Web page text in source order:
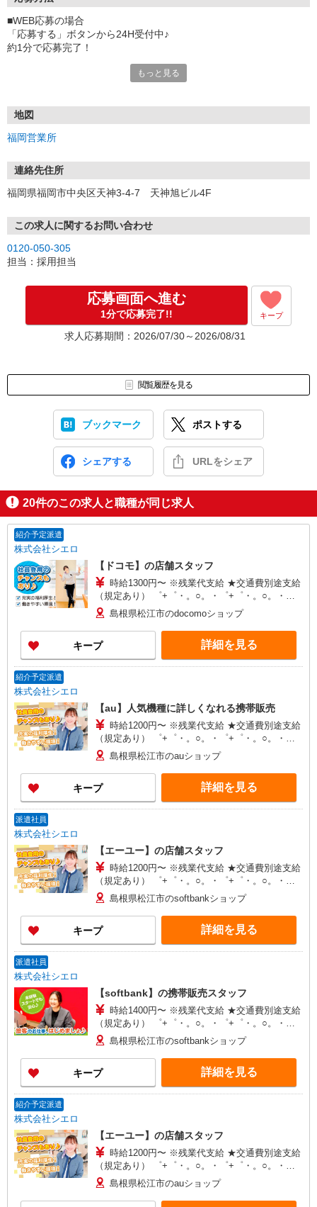
■WEB応募の場合
「応募する」ボタンから24H受付中♪
約1分で応募完了！
①応募から3営業日を目安に、メールorお電話でご連絡します。
★スマホでWEB面接（LINEなど）・出張面接・事務所面接と選べま
す
③面接実施（履歴書不要）
※ご希望があれば、職場見学の調整もOKです！
お気軽にご応募ください♪
もっと見る
地図
福岡営業所
連絡先住所
福岡県福岡市中央区天神3-4-7 天神旭ビル4F
この求人に関するお問い合わせ
0120-050-305
担当：採用担当
応募画面へ進む
1分で応募完了!! キープ
求人応募期間：2026/07/30～2026/08/31
閲覧履歴を見る
ブックマーク ポストする
シェアする URLをシェア
20件のこの求人と職種が同じ求人
紹介予定派遣
株式会社シエロ
【ドコモ】の店舗スタッフ
時給1300円〜 ※残業代支給 ★交通費別途支給
（規定あり） ゜+゜・。○。・゜+゜・。○。・゜
+゜ 入社祝い金10万円支給(規定有) お友達を紹介
頂くと, インセンティブ支給(規定有) ★月2回払
い・週払い可能（規程有）★ ゜・。○。・゜
+゜・。○。・゜+゜
島根県松江市のdocomoショップ
キープ 詳細を見る
紹介予定派遣
株式会社シエロ
【au】人気機種に詳しくなれる携帯販売
時給1200円〜 ※残業代支給 ★交通費別途支給
（規定あり） ゜+゜・。○。・゜+゜・。○。・゜
+゜ 入社祝い金10万円支給(規定有) お友達を紹介
頂くと, インセンティブ支給(規定有) ★月2回払
い・週払い可能（規程有）★ ゜・。○。・゜
+゜・。○。・゜+゜
島根県松江市のauショップ
キープ 詳細を見る
派遣社員
株式会社シエロ
【エーユー】の店舗スタッフ
時給1200円〜 ※残業代支給 ★交通費別途支給
（規定あり） ゜+゜・。○。・゜+゜・。○。・゜
+゜ 入社祝い金10万円支給(規定有) お友達を紹介
頂くと, インセンティブ支給(規定有) ★月2回払
い・週払い可能（規程有）★ ゜・。○。・゜
+゜・。○。・゜+゜
島根県松江市のsoftbankショップ
キープ 詳細を見る
派遣社員
株式会社シエロ
【softbank】の携帯販売スタッフ
時給1400円〜 ※残業代支給 ★交通費別途支給
（規定あり） ゜+゜・。○。・゜+゜・。○。・゜
+゜ 入社祝い金10万円支給(規定有) お友達を紹介
頂くと, インセンティブ支給(規定有) ★月2回払
い・週払い可能（規程有）★ ゜・。○。・゜
+゜・。○。・゜+゜
島根県松江市のsoftbankショップ
キープ 詳細を見る
紹介予定派遣
株式会社シエロ
【エーユー】の店舗スタッフ
時給1200円〜 ※残業代支給 ★交通費別途支給
（規定あり） ゜+゜・。○。・゜+゜・。○。・゜
+゜ 入社祝い金10万円支給(規定有) お友達を紹介
頂くと, インセンティブ支給(規定有) ★月2回払
い・週払い可能（規程有）★ ゜・。○。・゜
島根県松江市のauショップ